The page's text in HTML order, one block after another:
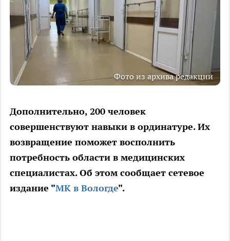
Фото из архива редакции
Дополнительно, 200 человек
совершенствуют навыки в ординатуре. Их
возвращение поможет восполнить
потребность области в медицинских
специалистах. Об этом сообщает сетевое
издание "МК в Вологде".